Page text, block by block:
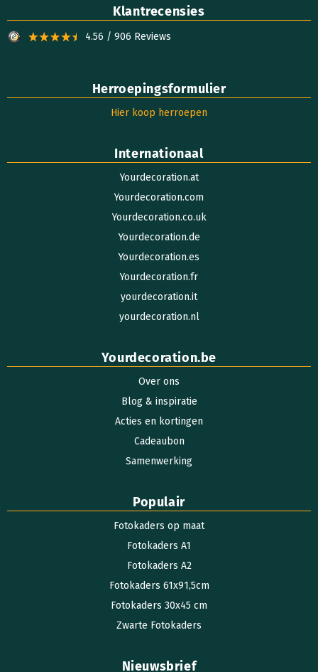
Klantrecensies
4.56 / 906 Reviews
Herroepingsformulier
Hier koop herroepen
Internationaal
Yourdecoration.at
Yourdecoration.com
Yourdecoration.co.uk
Yourdecoration.de
Yourdecoration.es
Yourdecoration.fr
yourdecoration.it
yourdecoration.nl
Yourdecoration.be
Over ons
Blog & inspiratie
Acties en kortingen
Cadeaubon
Samenwerking
Populair
Fotokaders op maat
Fotokaders A1
Fotokaders A2
Fotokaders 61x91,5cm
Fotokaders 30x45 cm
Zwarte Fotokaders
Nieuwsbrief